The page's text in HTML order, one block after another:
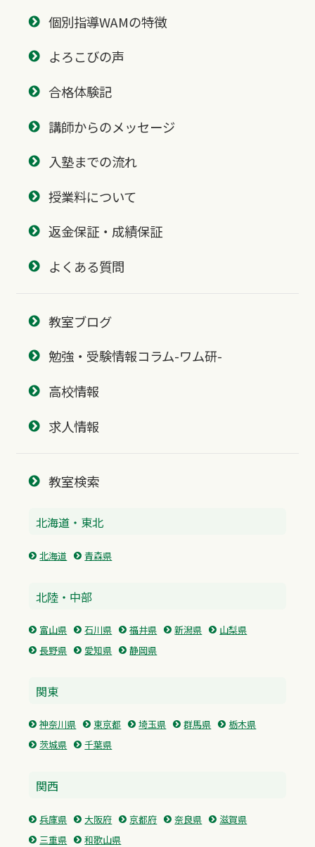
個別指導WAMの特徴
よろこびの声
合格体験記
講師からのメッセージ
入塾までの流れ
授業料について
返金保証・成績保証
よくある質問
教室ブログ
勉強・受験情報コラム-ワム研-
高校情報
求人情報
教室検索
北海道・東北
北海道 青森県
北陸・中部
富山県 石川県 福井県 新潟県
山梨県
長野県
愛知県 静岡県
関東
神奈川県 東京都 埼玉県 群馬県
栃木県
茨城県
千葉県
関西
兵庫県 大阪府 京都府 奈良県
滋賀県
三重県
和歌山県